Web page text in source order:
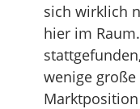
sich wirklich
hier im
wenige
Marktposition